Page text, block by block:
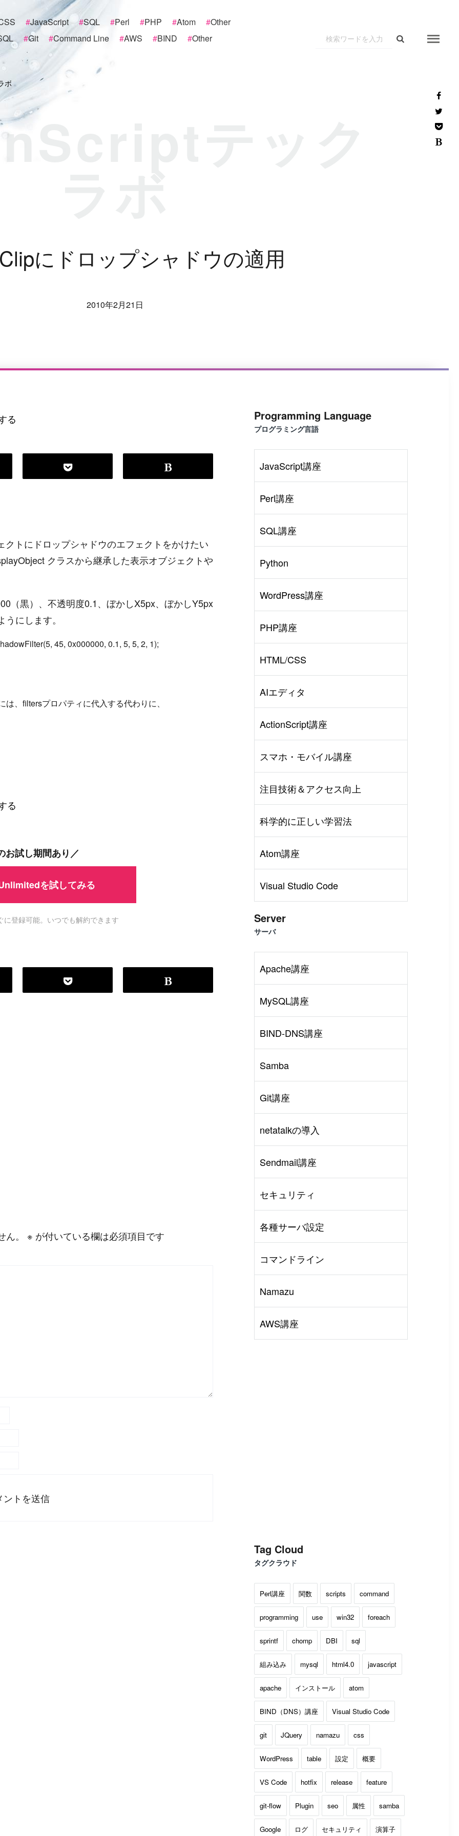
#JavaScript #SQL #Perl #PHP #Atom #Other
#Git #Command Line #AWS #BIND #Other
#PHP
#BIND
ボ
テック
Clipに ド ロ ップシャ ドウの適用
2010年2月21日
る
トにドロップシャドウのエフェクトをかけたい
クラスから継承した表示オブジェクトや
（黒）、不透明度0.1、ぼかしX5px、ぼかしY5px
にします。
45, 0x000000, 0.1, 5, 5, 2, 1);
、filtersプロパティに代入する代わりに、
る
お試し期間あり／
を試してみる
登録可能。いつでも解約できます
。 ※ が付いている欄は必須項目です
Programming Language
プログラミング言語
JavaScript講座
Perl講座
SQL講座
Python
WordPress講座
PHP講座
HTML/CSS
AIエディタ
ActionScript講座
スマホ・モバイル講座
注目技術＆アクセス向上
科学的に正しい学習法
Atom講座
Visual Studio Code
Server
サーバ
Apache講座
MySQL講座
BIND-DNS講座
Samba
Git講座
netatalkの導入
Sendmail講座
セキュリティ
各種サーバ設定
コマンドライン
Namazu
AWS講座
Tag Cloud
タグクラウド
Perl講座 関数 scripts command
programming use win32 foreach
sprintf chomp DBI sql
組み込み mysql html4.0 javascript
apache インストール atom
BIND（DNS）講座 Visual Studio Code
git JQuery namazu css
WordPress table 設定 概要
VS Code hotfix release feature
git-flow Plugin seo 属性 samba
Google ログ セキュリティ 演算子